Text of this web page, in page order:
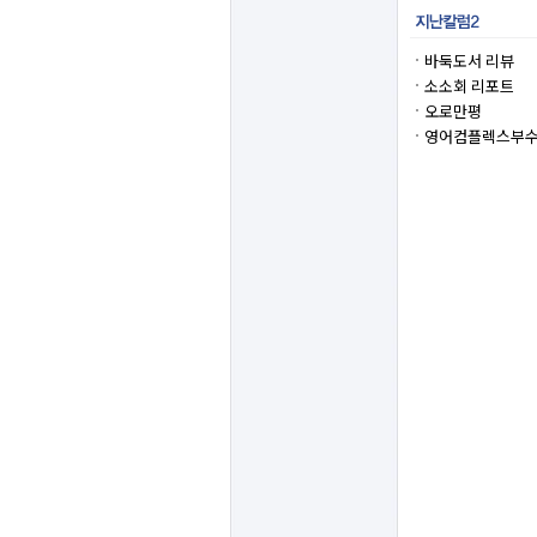
바둑도서 리뷰
소소회 리포트
오로만평
영어컴플렉스부